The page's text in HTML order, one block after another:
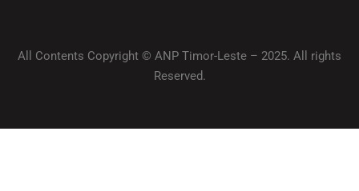
All Contents Copyright © ANP Timor-Leste – 2025. All rights
Reserved.